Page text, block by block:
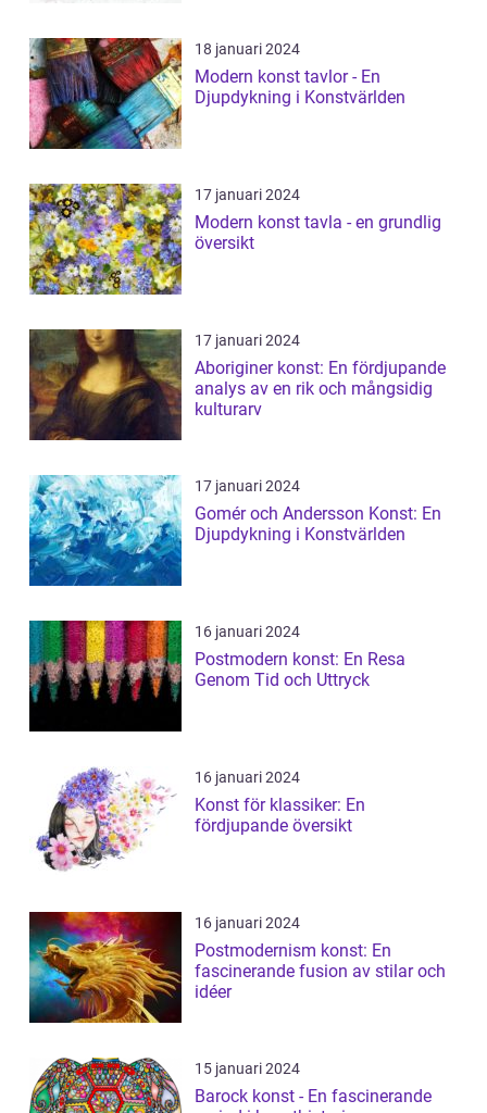
18 januari 2024
Modern konst tavlor - En
Djupdykning i Konstvärlden
17 januari 2024
Modern konst tavla - en grundlig
översikt
17 januari 2024
Aboriginer konst: En fördjupande
analys av en rik och mångsidig
kulturarv
17 januari 2024
Gomér och Andersson Konst: En
Djupdykning i Konstvärlden
16 januari 2024
Postmodern konst: En Resa
Genom Tid och Uttryck
16 januari 2024
Konst för klassiker: En
fördjupande översikt
16 januari 2024
Postmodernism konst: En
fascinerande fusion av stilar och
idéer
15 januari 2024
Barock konst - En fascinerande